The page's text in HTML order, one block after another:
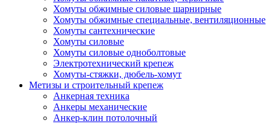
Хомуты обжимные силовые шарнирные
Хомуты обжимные специальные, вентиляционные
Хомуты сантехнические
Хомуты силовые
Хомуты силовые одноболтовые
Электротехнический крепеж
Хомуты-стяжки, дюбель-хомут
Метизы и строительный крепеж
Анкерная техника
Анкеры механические
Анкер-клин потолочный